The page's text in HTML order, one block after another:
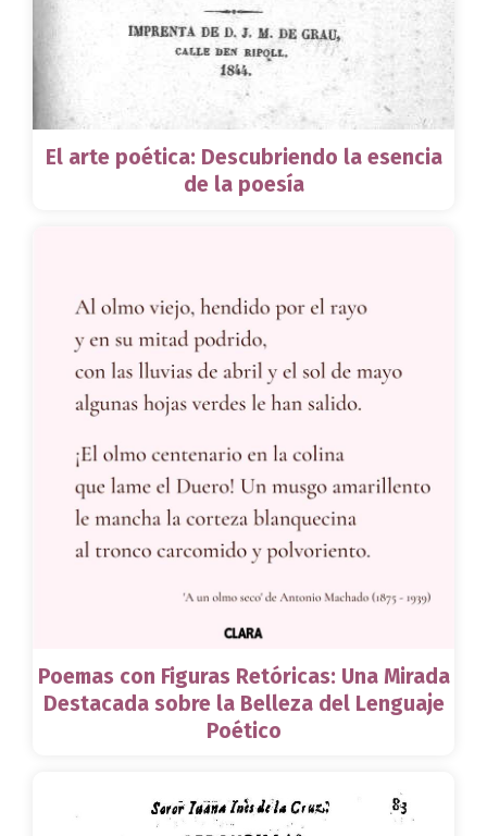
El arte poética: Descubriendo la esencia
de la poesía
Poemas con Figuras Retóricas: Una Mirada
Destacada sobre la Belleza del Lenguaje
Poético